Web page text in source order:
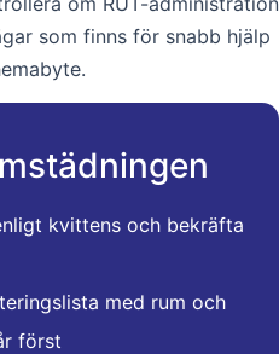
som finns för snabb hjälp
kvittens och bekräfta
med rum och
först